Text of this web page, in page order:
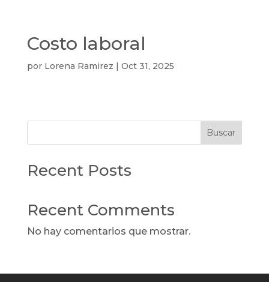
Costo laboral
por Lorena Ramirez | Oct 31, 2025
Buscar
Recent Posts
Recent Comments
No hay comentarios que mostrar.